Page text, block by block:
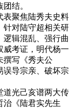
结。
表聚焦陆秀夫史料
针对陆守超相关研
逻辑混乱、强行曲
威考证，明代杨一
撰写《秀夫公
误导宗亲、破坏宗
道光己亥谱两大传
治《陆君实先生